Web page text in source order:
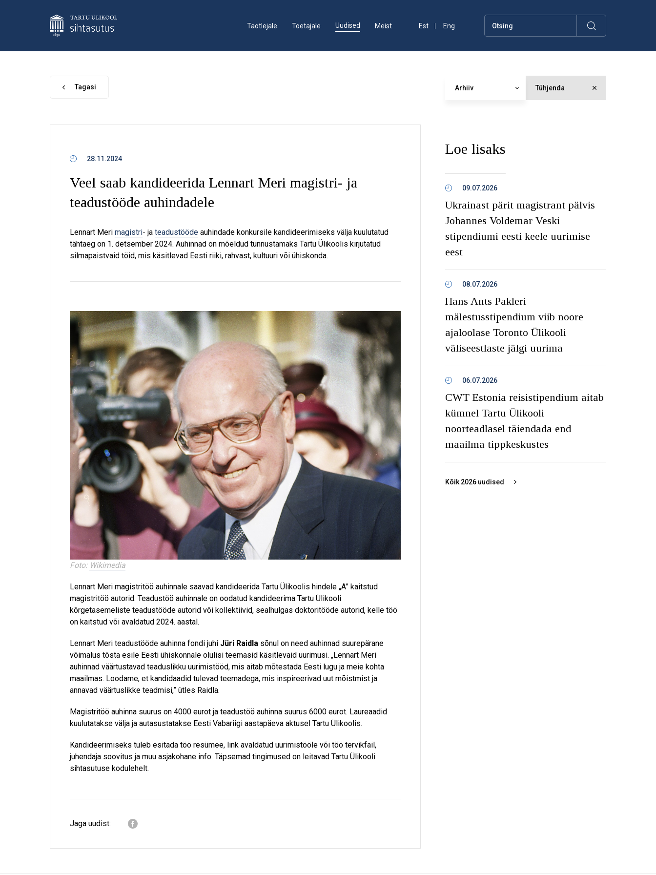
Est Eng
Taotlejale Toetajale Uudised Meist
Tagasi Arhiiv Tühjenda
28.11.2024
Veel saab kandideerida Lennart Meri magistri- ja
teadustööde auhindadele
Lennart Meri magistri- ja teadustööde auhindade konkursile kandideerimiseks välja kuulutatud
tähtaeg on 1. detsember 2024. Auhinnad on mõeldud tunnustamaks Tartu Ülikoolis kirjutatud
silmapaistvaid töid, mis käsitlevad Eesti riiki, rahvast, kultuuri või ühiskonda.
Foto: Wikimedia
Lennart Meri magistritöö auhinnale saavad kandideerida Tartu Ülikoolis hindele „A” kaitstud
magistritöö autorid. Teadustöö auhinnale on oodatud kandideerima Tartu Ülikooli
kõrgetasemeliste teadustööde autorid või kollektiivid, sealhulgas doktoritööde autorid, kelle töö
on kaitstud või avaldatud 2024. aastal.
Lennart Meri teadustööde auhinna fondi juhi Jüri Raidla sõnul on need auhinnad suurepärane
võimalus tõsta esile Eesti ühiskonnale olulisi teemasid käsitlevaid uurimusi. „Lennart Meri
auhinnad väärtustavad teaduslikku uurimistööd, mis aitab mõtestada Eesti lugu ja meie kohta
maailmas. Loodame, et kandidaadid tulevad teemadega, mis inspireerivad uut mõistmist ja
annavad väärtuslikke teadmisi,” ütles Raidla.
Magistritöö auhinna suurus on 4000 eurot ja teadustöö auhinna suurus 6000 eurot. Laureaadid
kuulutatakse välja ja autasustatakse Eesti Vabariigi aastapäeva aktusel Tartu Ülikoolis.
Kandideerimiseks tuleb esitada töö resümee, link avaldatud uurimistööle või töö tervikfail,
juhendaja soovitus ja muu asjakohane info. Täpsemad tingimused on leitavad Tartu Ülikooli
sihtasutuse kodulehelt.
Jaga uudist:
Loe lisaks
09.07.2026
Ukrainast pärit magistrant pälvis
Johannes Voldemar Veski
stipendiumi eesti keele uurimise
eest
08.07.2026
Hans Ants Pakleri
mälestusstipendium viib noore
ajaloolase Toronto Ülikooli
väliseestlaste jälgi uurima
06.07.2026
CWT Estonia reisistipendium aitab
kümnel Tartu Ülikooli
noorteadlasel täiendada end
maailma tippkeskustes
Kõik 2026 uudised